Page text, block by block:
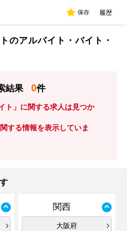
保存 履歴
のアルバイト・バイト・
結果 0件
ト」に関する求人は見つか
する情報を表示していま
関西
大阪府